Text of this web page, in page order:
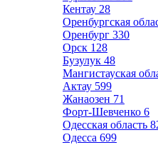
Кентау 28
Оренбургская
Оренбург 330
Орск 128
Бузулук 48
Мангистауская
Актау 599
Жанаозен 71
Форт-Шевченко 6
Одесская область
Одесса 699